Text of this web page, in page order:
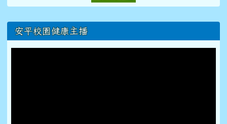
右邊區域內容
安平校園健康主播